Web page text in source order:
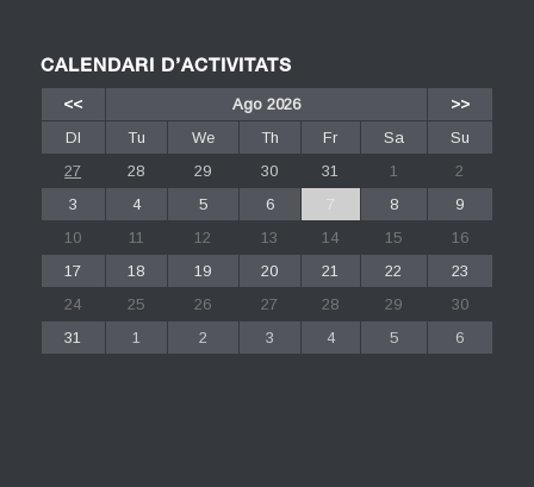
CALENDARI D’ACTIVITATS
<< Ago 2026
>>
Dl
Tu We Th Fr Sa
Su
27
28 29 30 31 1
2
3
4 5 6 7 8
9
10
11 12 13 14 15
16
17
18 19 20 21 22
23
24
25 26 27 28 29
30
31
1 2 3 4 5 6